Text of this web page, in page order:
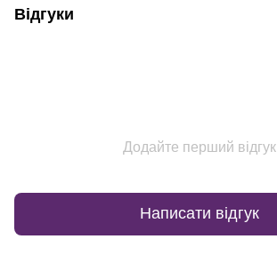
Відгуки
Додайте перший відгук
Написати відгук